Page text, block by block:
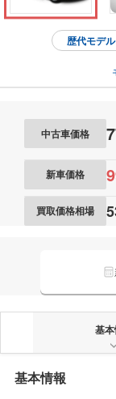
歴代モデル
中古車価格
新車価格
買取価格相場
基
基本情報